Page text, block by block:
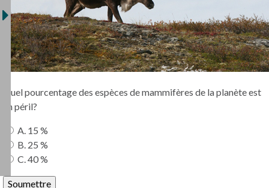
Quel pourcentage des espèces de mammifères de la planète est
en péril?
A. 15 %
B. 25 %
C. 40 %